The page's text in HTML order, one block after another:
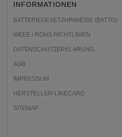
INFORMATIONEN
BATTERIEGESETZHINWEISE (BATTG)
WEEE / ROHS RICHTLINIEN
DATENSCHUTZERKLÄRUNG
AGB
IMPRESSUM
HERSTELLER-LINECARD
SITEMAP